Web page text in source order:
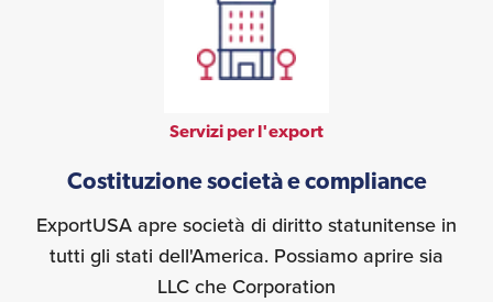
Servizi per l'export
Costituzione società e compliance
ExportUSA apre società di diritto statunitense in
tutti gli stati dell'America. Possiamo aprire sia
LLC che Corporation